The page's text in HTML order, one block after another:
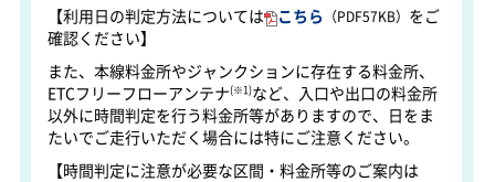
【利用日の判定方法については
こちら （PDF57KB） をご
確認ください】
また、本線料金所やジャンクションに存在する料金所、
ETCフリーフローアンテナ(※1)など、入口や出口の料金所
以外に時間判定を行う料金所等がありますので、日をま
たいでご走行いただく場合には特にご注意ください。
【時間判定に注意が必要な区間・料金所等のご案内は